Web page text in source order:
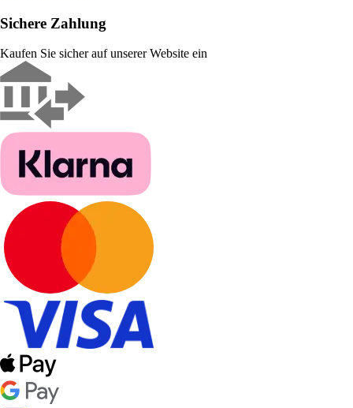
Sichere Zahlung
Kaufen Sie sicher auf unserer Website ein